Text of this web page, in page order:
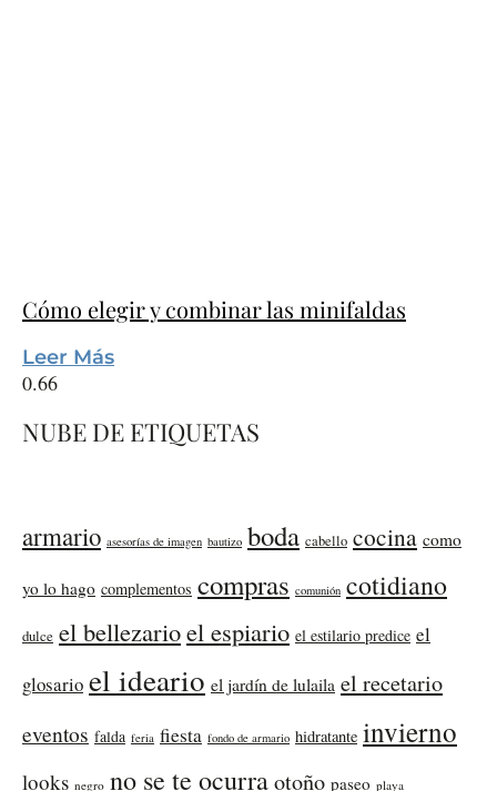
Cómo elegir y combinar las minifaldas
Leer Más
NUBE DE ETIQUETAS
armario asesorías de imagen bautizo boda cabello cocina como
yo lo hago complementos compras comunión cotidiano
dulce el bellezarioel espiario el estilario predice el
glosario el ideario el jardín de lulaila el recetario
eventos falda feria fiesta fondo de armario hidratante invierno
looks negro no se te ocurraotoño paseo playa